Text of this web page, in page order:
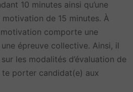
10 minutes ainsi qu’une
de 15 minutes. À
motivation comporte une
épreuve collective. Ainsi, il
les modalités d’évaluation de
porter candidat(e) aux